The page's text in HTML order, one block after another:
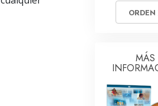
ORDEN
MÁS